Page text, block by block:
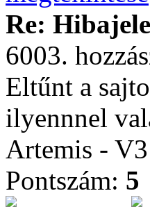
Re:
6003.
Eltűnt a
ilyennnel
Artemis - V3
Pontszám: 5